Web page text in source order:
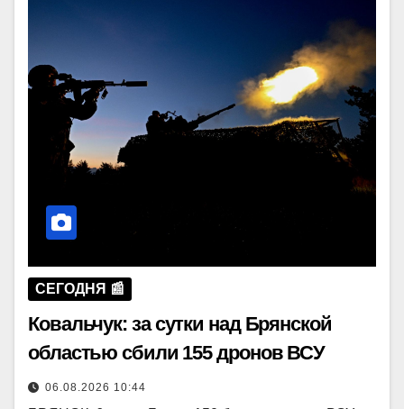
СЕГОДНЯ 📰
Ковальчук: за сутки над Брянской
областью сбили 155 дронов ВСУ
06.08.2026 10:44